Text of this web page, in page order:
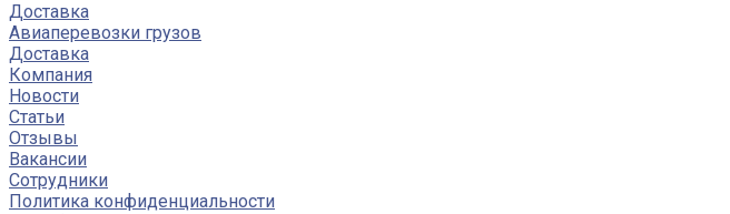
Доставка
Авиаперевозки грузов
Доставка
Компания
Новости
Статьи
Отзывы
Вакансии
Сотрудники
Политика конфиденциальности